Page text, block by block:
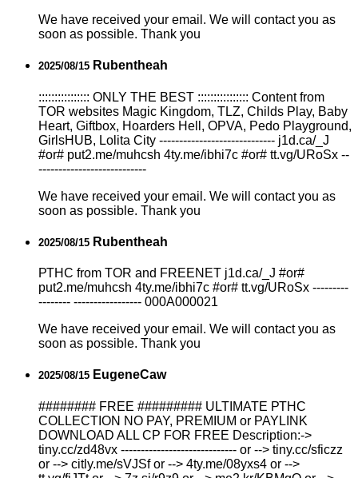
We have received your email. We will contact you as
soon as possible. Thank you
2025/08/15 Rubentheah
:::::::::::::::: ONLY THE BEST :::::::::::::::: Content from
TOR websites Magic Kingdom, TLZ, Childs Play, Baby
Heart, Giftbox, Hoarders Hell, OPVA, Pedo Playground,
GirlsHUB, Lolita City ----------------------------- j1d.ca/_J
#or# put2.me/muhcsh 4ty.me/ibhi7c #or# tt.vg/URoSx --
---------------------------
We have received your email. We will contact you as
soon as possible. Thank you
2025/08/15 Rubentheah
РТНС from TOR and FREENET j1d.ca/_J #or#
put2.me/muhcsh 4ty.me/ibhi7c #or# tt.vg/URoSx ---------
-------- ----------------- 000A000021
We have received your email. We will contact you as
soon as possible. Thank you
2025/08/15 EugeneCaw
######## FREE ######### ULTIMATE РТНС
COLLECTION NO PAY, PREMIUM or PAYLINK
DOWNLOAD ALL СР FOR FREE Description:->
tiny.cc/zd48vx ----------------------------- or --> tiny.cc/sficzz
or --> citly.me/sVJSf or --> 4ty.me/08yxs4 or -->